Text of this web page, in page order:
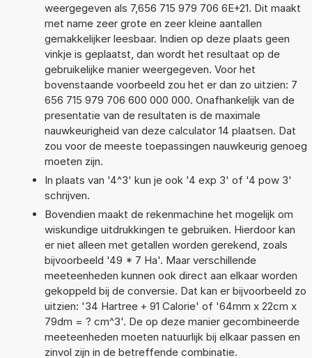
weergegeven als 7,656 715 979 706 6E+21. Dit maakt
met name zeer grote en zeer kleine aantallen
gemakkelijker leesbaar. Indien op deze plaats geen
vinkje is geplaatst, dan wordt het resultaat op de
gebruikelijke manier weergegeven. Voor het
bovenstaande voorbeeld zou het er dan zo uitzien: 7
656 715 979 706 600 000 000. Onafhankelijk van de
presentatie van de resultaten is de maximale
nauwkeurigheid van deze calculator 14 plaatsen. Dat
zou voor de meeste toepassingen nauwkeurig genoeg
moeten zijn.
In plaats van '4^3' kun je ook '4 exp 3' of '4 pow 3'
schrijven.
Bovendien maakt de rekenmachine het mogelijk om
wiskundige uitdrukkingen te gebruiken. Hierdoor kan
er niet alleen met getallen worden gerekend, zoals
bijvoorbeeld '49 * 7 Ha'. Maar verschillende
meeteenheden kunnen ook direct aan elkaar worden
gekoppeld bij de conversie. Dat kan er bijvoorbeeld zo
uitzien: '34 Hartree + 91 Calorie' of '64mm x 22cm x
79dm = ? cm^3'. De op deze manier gecombineerde
meeteenheden moeten natuurlijk bij elkaar passen en
zinvol zijn in de betreffende combinatie.